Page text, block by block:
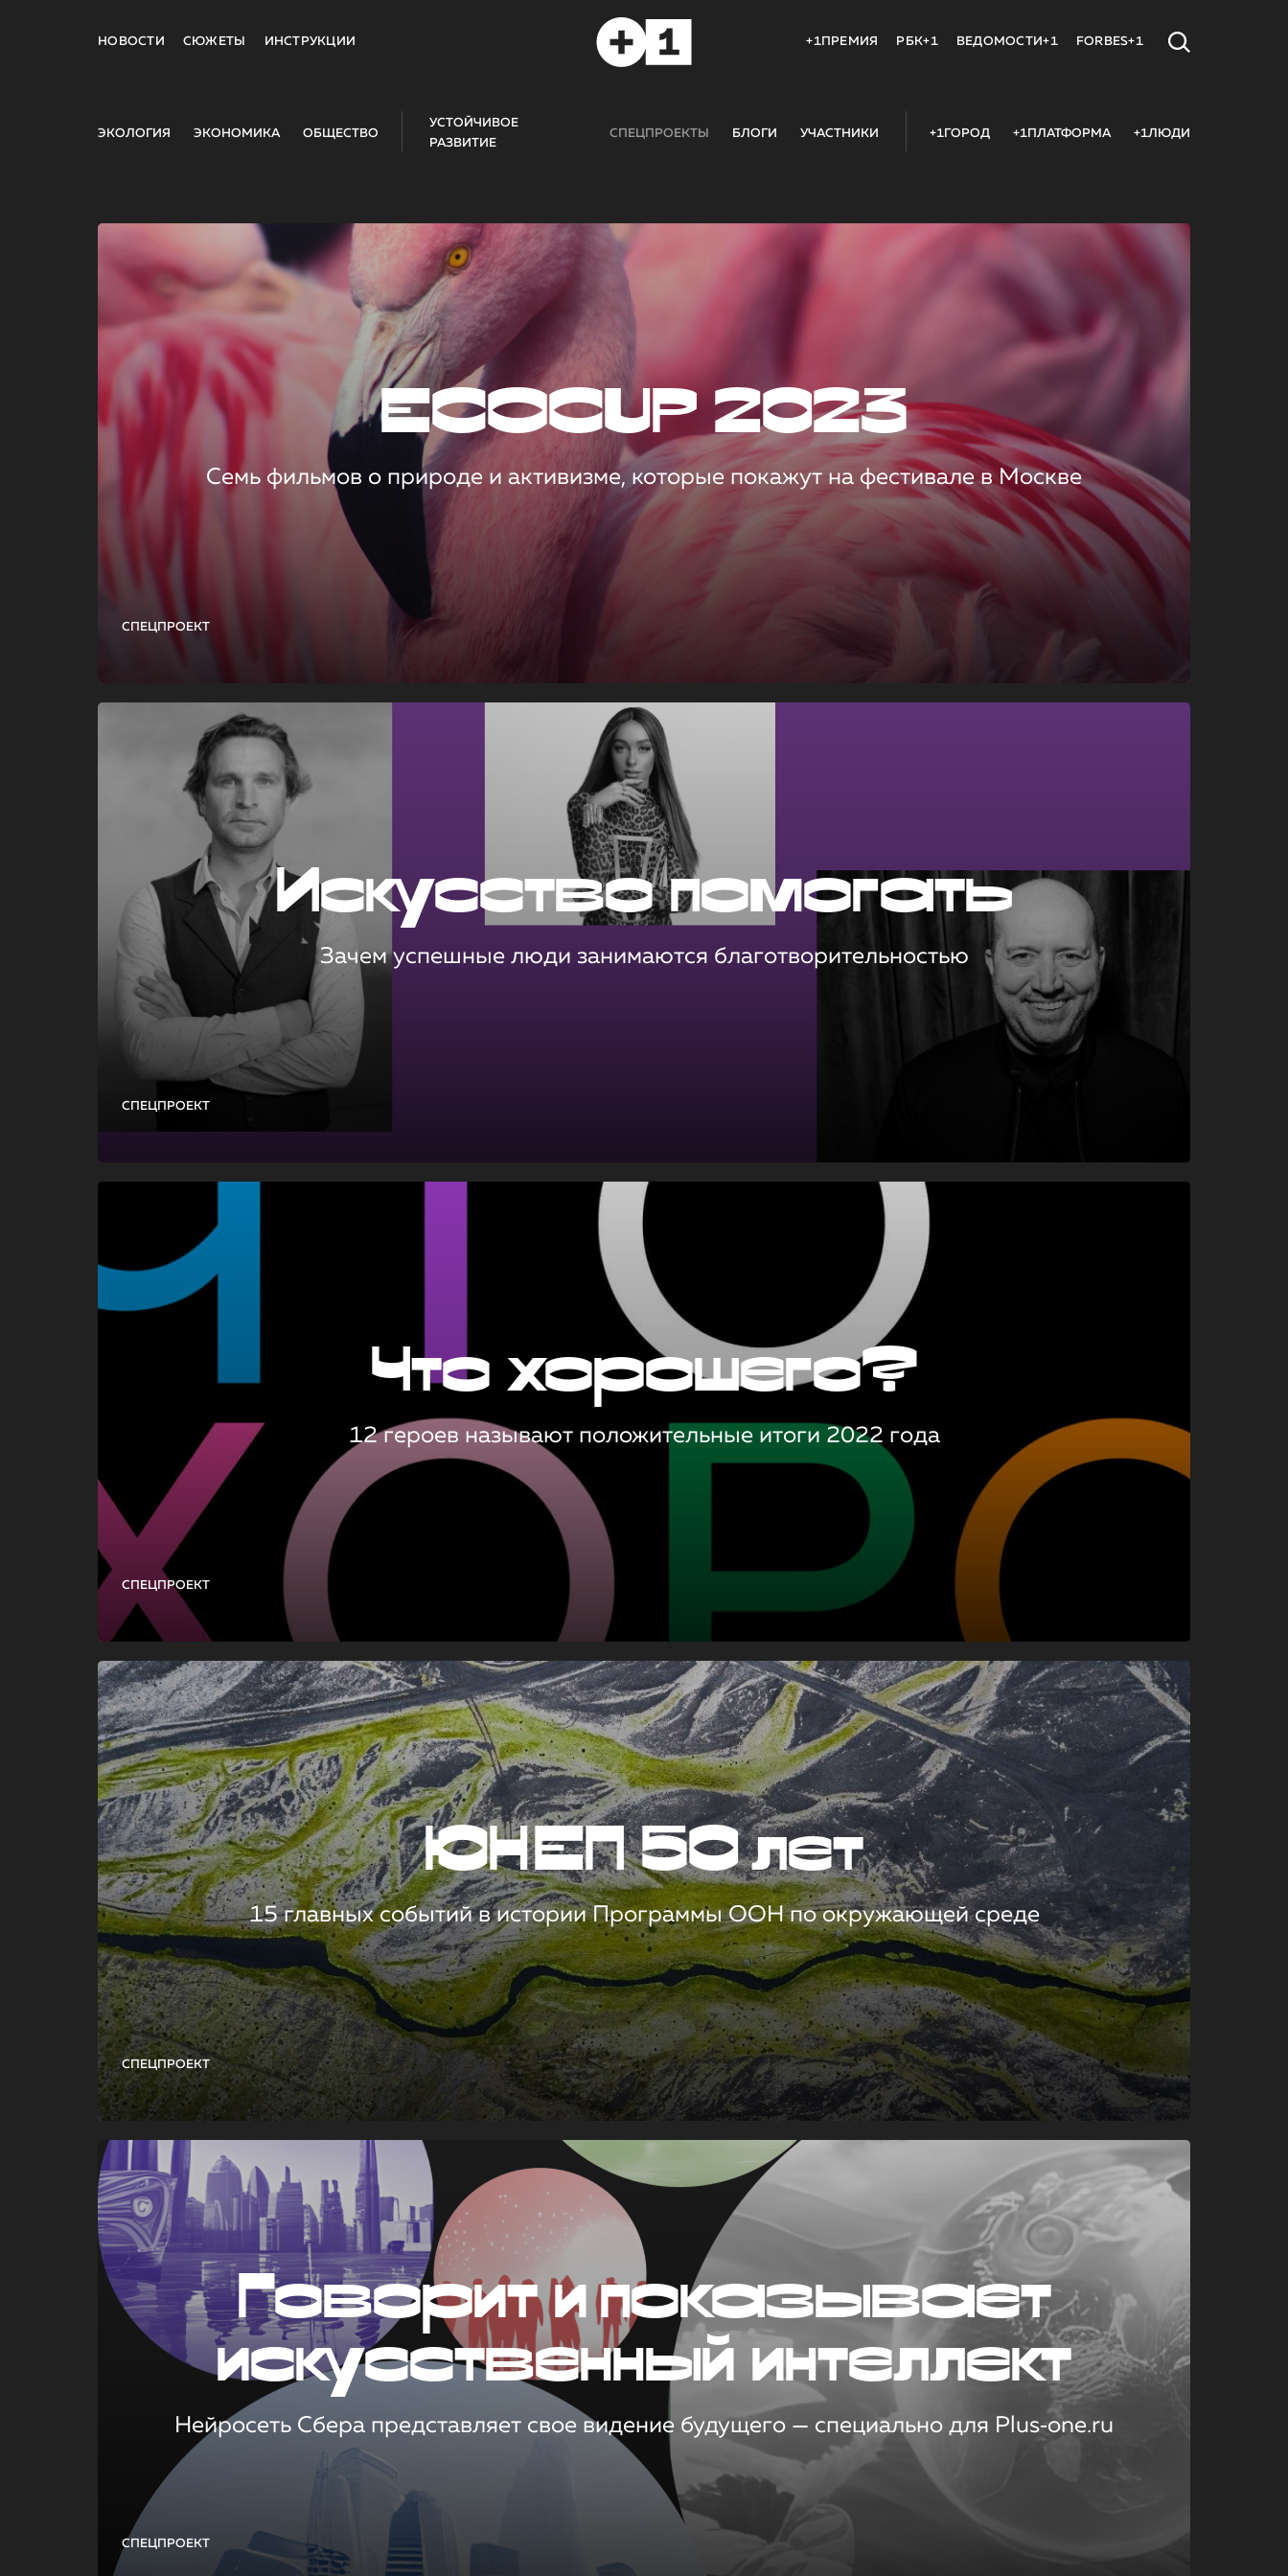
НОВОСТИ СЮЖЕТЫ ИНСТРУКЦИИ +1ПРЕМИЯ РБК+1 ВЕДОМОСТИ+1 FORBES+1
ЭКОЛОГИЯ ЭКОНОМИКА ОБЩЕСТВО
УСТОЙЧИВОЕ
РАЗВИТИЕ
СПЕЦПРОЕКТЫ БЛОГИ УЧАСТНИКИ +1ГОРОД +1ПЛАТФОРМА +1ЛЮДИ
СПЕЦПРОЕКТ
ECOCUP 2023
Семь фильмов о природе и активизме, которые покажут на фестивале в Москве
СПЕЦПРОЕКТ
Искусство помогать
Зачем успешные люди занимаются благотворительностью
СПЕЦПРОЕКТ
Что хорошего?
12 героев называют положительные итоги 2022 года
СПЕЦПРОЕКТ
ЮНЕП 50 лет
15 главных событий в истории Программы ООН по окружающей среде
СПЕЦПРОЕКТ
Говорит и показывает
искусственный интеллект
Нейросеть Сбера представляет свое видение будущего — специально для Plus‑one.ru